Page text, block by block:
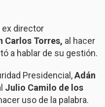
ex director
Carlos Torres, al hacer
a hablar de su gestión.
Presidencial,Adán
Julio Camilo de los
uso de la palabra.